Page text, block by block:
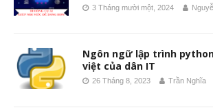
3 Tháng mười một, 2024
Ngôn ngữ lập trình
việt của dân IT
26 Tháng 8, 2023 Trần Nghĩa